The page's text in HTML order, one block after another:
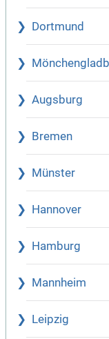
Dortmund
Augsburg
Bremen
Münster
Hannover
Hamburg
Mannheim
Leipzig